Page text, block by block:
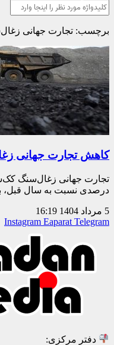
برچسب: تجارت جهانی
کاهش تجارت جهانی
درصدی نسبت به سال قبل، به ۱۷۲.۴ میلیون تن
5 مرداد 1404
16:19
Instagram Eaparat Telegram
دفتر مرکزی: